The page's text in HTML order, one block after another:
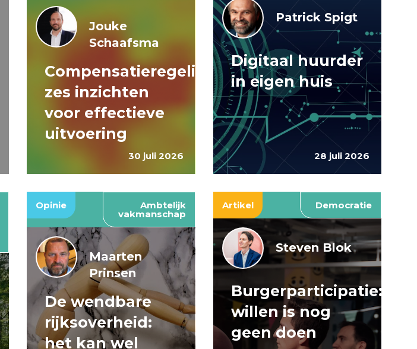
30 juli 2026
Jouke
Schaafsma
Compensatieregelingen:
zes inzichten
voor effectieve
uitvoering
28 juli 2026
Patrick Spigt
Digitaal huurder
in eigen huis
Opinie Ambtelijk
vakmanschap
Maarten
Prinsen
De wendbare
rijksoverheid:
het kan wel
Artikel Democratie
Steven Blok
Burgerparticipatie:
willen is nog
geen doen